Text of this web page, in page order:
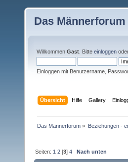
Das Männerforum
Willkommen Gast . Bitte einloggen
Einloggen mit Benutzername,
Übersicht Hilfe Gallery
Das Männerforum » Beziehungen -
Seiten: 1 2 [3]4 Nach unten